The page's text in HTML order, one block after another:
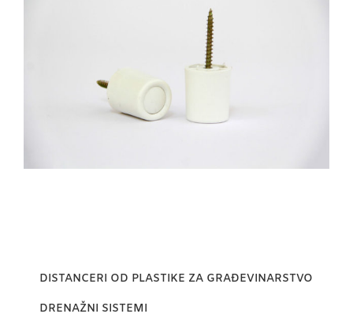
DISTANCERI OD PLASTIKE ZA GRAĐEVINARSTVO
DRENAŽNI SISTEMI